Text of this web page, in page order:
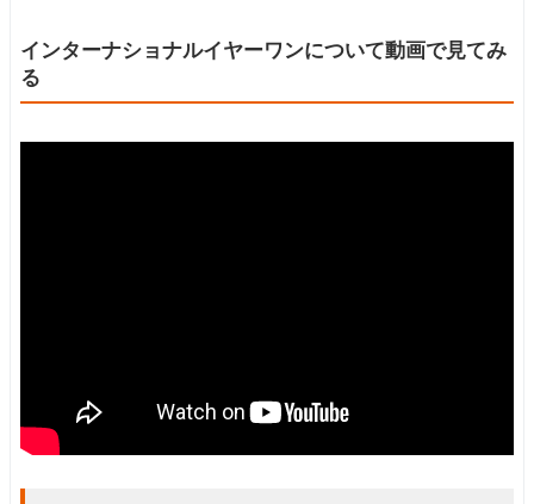
インターナショナルイヤーワンについて動画で見てみ
る